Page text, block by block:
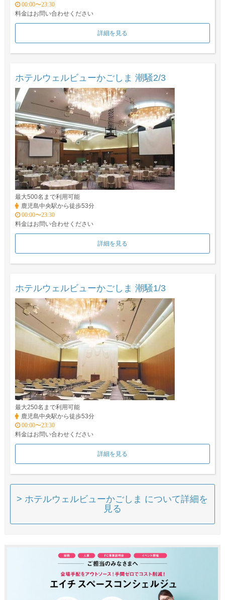
00:00〜23:30
料金はお問い合わせください
詳細を見る
ホテルウェルビューかごしま 潮騒2/3
最大500名まで利用可能
鹿児島中央駅から徒歩53分
00:00〜23:30
料金はお問い合わせください
詳細を見る
ホテルウェルビューかごしま 潮騒1/3
最大250名まで利用可能
鹿児島中央駅から徒歩53分
00:00〜23:30
料金はお問い合わせください
詳細を見る
> ホテルウェルビューかごしま について詳細を
見る